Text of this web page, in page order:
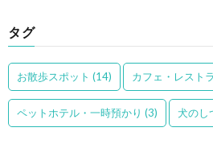
タグ
お散歩スポット (14) カフェ・レスト
ペットホテル・一時預かり (3) 犬のし